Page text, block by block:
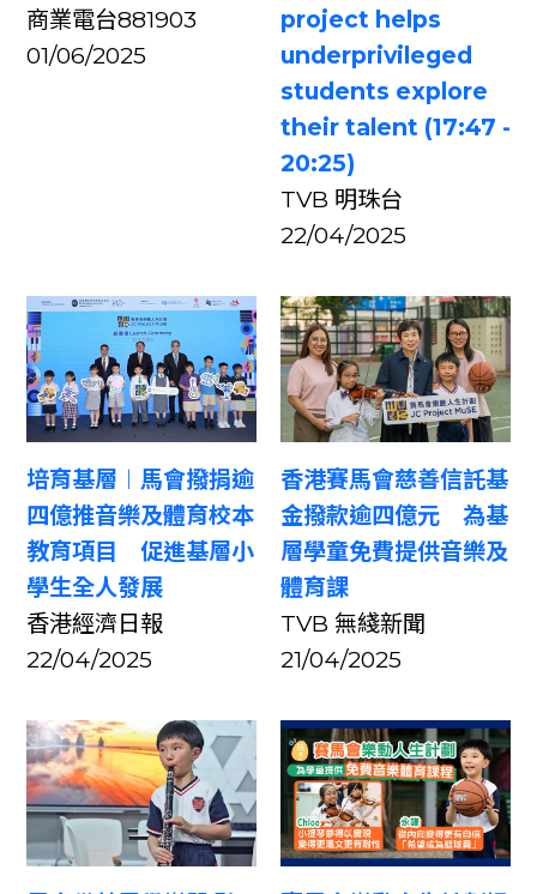
商業電台881903
01/06/2025
project helps
underprivileged
students explore
their talent (17:47 -
20:25)
TVB 明珠台
22/04/2025
培育基層︱馬會撥捐逾
四億推音樂及體育校本
教育項目 促進基層小
學生全人發展
香港經濟日報
22/04/2025
香港賽馬會慈善信託基
金撥款逾四億元 為基
層學童免費提供音樂及
體育課
TVB 無綫新聞
21/04/2025